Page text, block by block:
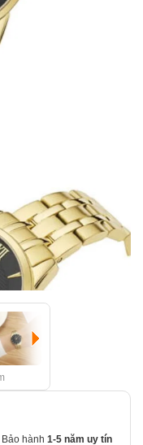
Bảo hành 1-5 năm uy tín